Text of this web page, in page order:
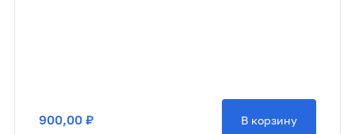
900,00 ₽ В корзину